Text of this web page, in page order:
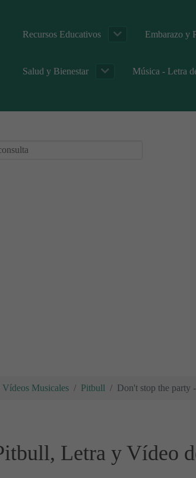
Recursos Educativos Embarazo y
Salud y Bienestar Música - Letra
Vídeos Musicales Pitbull Don't stop the party
Letra y Vídeo